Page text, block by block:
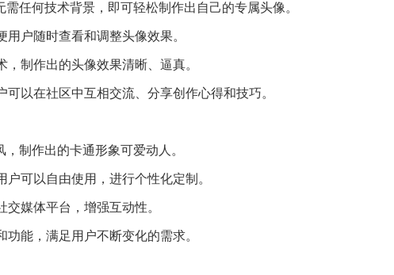
任何技术背景，即可轻松制作出自己的专属头像。
户随时查看和调整头像效果。
制作出的头像效果清晰、逼真。
可以在社区中互相交流、分享创作心得和技巧。
制作出的卡通形象可爱动人。
可以自由使用，进行个性化定制。
媒体平台，增强互动性。
能，满足用户不断变化的需求。